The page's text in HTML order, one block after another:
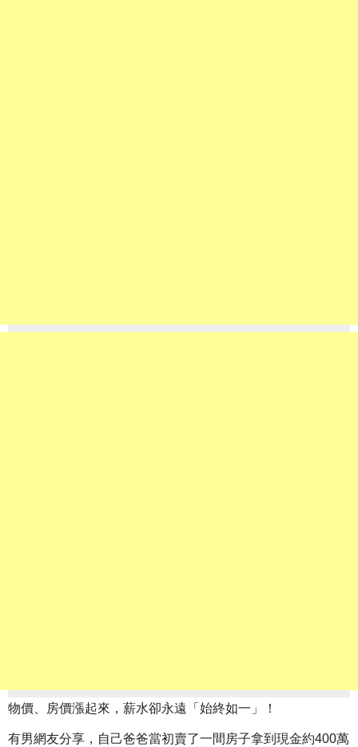
物價、房價漲起來，薪水卻永遠「始終如一」！
有男網友分享，自己爸爸當初賣了一間房子拿到現金約400萬